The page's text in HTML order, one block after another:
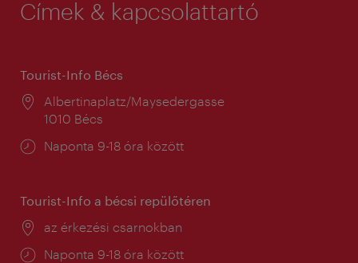
Címek & kapcsolattartó
Tourist-Info Bécs
Helyszín:
Albertinaplatz/Maysedergasse
1010 Bécs
Nyitva
Naponta 9-18 óra között
Tourist-Info a bécsi repülőtéren
Helyszín:
az érkezési csarnokban
Nyitva
Naponta 9-18 óra között